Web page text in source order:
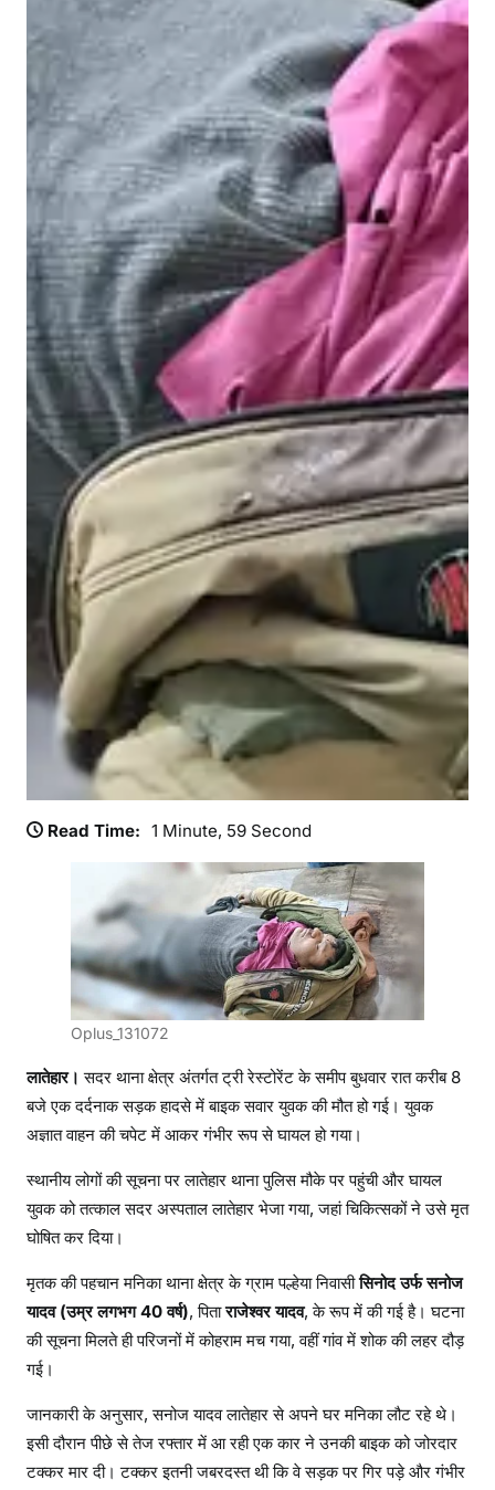
की
मौ
लि
स
जां
च
में
जु
टी
Read Time: 1 Minute, 59 Second
Oplus_131072
लातेहार। सदर थाना क्षेत्र अंतर्गत ट्री रेस्टोरेंट के समीप बुधवार रात करीब 8
बजे एक दर्दनाक सड़क हादसे में बाइक सवार युवक की मौत हो गई। युवक
अज्ञात वाहन की चपेट में आकर गंभीर रूप से घायल हो गया।
स्थानीय लोगों की सूचना पर लातेहार थाना पुलिस मौके पर पहुंची और घायल
युवक को तत्काल सदर अस्पताल लातेहार भेजा गया, जहां चिकित्सकों ने उसे मृत
घोषित कर दिया।
मृतक की पहचान मनिका थाना क्षेत्र के ग्राम पल्हेया निवासीसिनोद उर्फ सनोज
यादव (उम्र लगभग 40 वर्ष), पिताराजेश्वर यादव, के रूप में की गई है। घटना
की सूचना मिलते ही परिजनों में कोहराम मच गया, वहीं गांव में शोक की लहर दौड़
गई।
जानकारी के अनुसार, सनोज यादव लातेहार से अपने घर मनिका लौट रहे थे।
इसी दौरान पीछे से तेज रफ्तार में आ रही एक कार ने उनकी बाइक को जोरदार
टक्कर मार दी। टक्कर इतनी जबरदस्त थी कि वे सड़क पर गिर पड़े और गंभीर